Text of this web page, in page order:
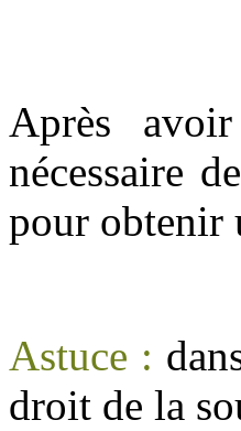
Après
nécessaire
pour obtenir
Astuce :
droit de la